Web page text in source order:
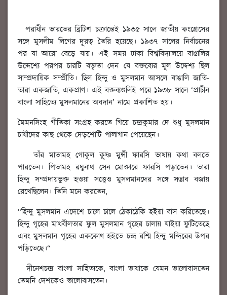
পরাধীন ভারতের ব্রিটিশ চক্রান্তেই ১৯৩৫ সালে জাতীয় কংগ্রেসের
সঙ্গে মুসলীম লিগের দূরত্ব তৈরি হয়েছে। ১৯৩৭ সালের নির্বাচনের
পর যা আরো বেড়ে যায়। এই সময় ঢাকা বিশ্ববিদ্যালয়ে বাঙালির
উদ্দেশ্যে পরপর চারটি বক্তৃতা দেন যে বক্তব্যের মূল উদ্দেশ্য ছিল
সাম্প্রদায়িক সম্প্রীতি। ছিল হিন্দু ও মুসলমান আসলে বাঙালি জাতি-
তারা একজাতি, একপ্রাণ। এই বক্তব্যগুলিই পরে ১৯৩৮ সালে ‘প্রাচীন
বাংলা সাহিত্যে মুসলমানের অবদান’ নামে প্রকাশিত হয়।
মৈমনসিংহ গীতিকা সংগ্রহ করতে গিয়ে চন্দ্রকুমার দে শুধু মুসলমান
চাষীদের কাছ থেকে দেড়শোটি পালাগান পেয়েছেন।
তাঁর মাতামহ গোকূল কৃ্ষ্ণ মুন্সী ফারসি ভাষায় কথা বলতে
পারতেন। পিতামহ রঘুনাথ সেন মোক্তারে ফারসি পড়াতেন। তারা
হিন্দু সম্প্রদায়ভুক্ত হওয়া সত্ত্বেও মুসলমানদের সঙ্গে সদ্ভাব বজায়
রেখেছিলেন। তিনি মনে করতেন,
“হিন্দু মুসলমান এদেশে চালে চালে ঠেকাঠেকি হইয়া বাস করিতেছে।
হিন্দু গৃহের মাধবীলতার ফুল মুসলমান গৃহের চালায় যাইয়া ফুটিতেছে
এবং মুসলমান গৃহের এককোণ হইতে চন্দ্র রশ্মি হিন্দু মন্দিরের উপর
পড়িতেছে।“
দীনেশচন্দ্র বাংলা সাহিত্যকে, বাংলা ভাষাকে যেমন ভালোবাসতেন
তেমনি দেশকেও ভালোবাসতেন।